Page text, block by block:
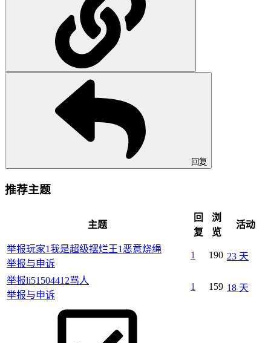
回复
推荐主题
主题
回
复
浏
览
活动
举报玩家1我是超级摆烂王1恶意烧绳
举报与申诉
1 190 23 天
举报li51504412骂人
举报与申诉
1 159 18 天